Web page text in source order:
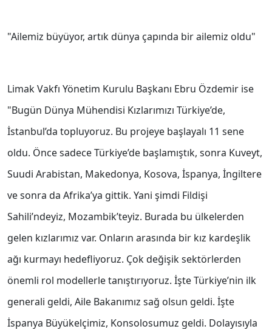
"Ailemiz büyüyor, artık dünya çapında bir ailemiz oldu"
Limak Vakfı Yönetim Kurulu Başkanı Ebru Özdemir ise
"Bugün Dünya Mühendisi Kızlarımızı Türkiye’de,
İstanbul’da topluyoruz. Bu projeye başlayalı 11 sene
oldu. Önce sadece Türkiye’de başlamıştık, sonra Kuveyt,
Suudi Arabistan, Makedonya, Kosova, İspanya, İngiltere
ve sonra da Afrika’ya gittik. Yani şimdi Fildişi
Sahili’ndeyiz, Mozambik’teyiz. Burada bu ülkelerden
gelen kızlarımız var. Onların arasında bir kız kardeşlik
ağı kurmayı hedefliyoruz. Çok değişik sektörlerden
önemli rol modellerle tanıştırıyoruz. İşte Türkiye’nin ilk
generali geldi, Aile Bakanımız sağ olsun geldi. İşte
İspanya Büyükelçimiz, Konsolosumuz geldi. Dolayısıyla